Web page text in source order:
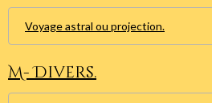
Voyage astral ou projection.
M- Divers.